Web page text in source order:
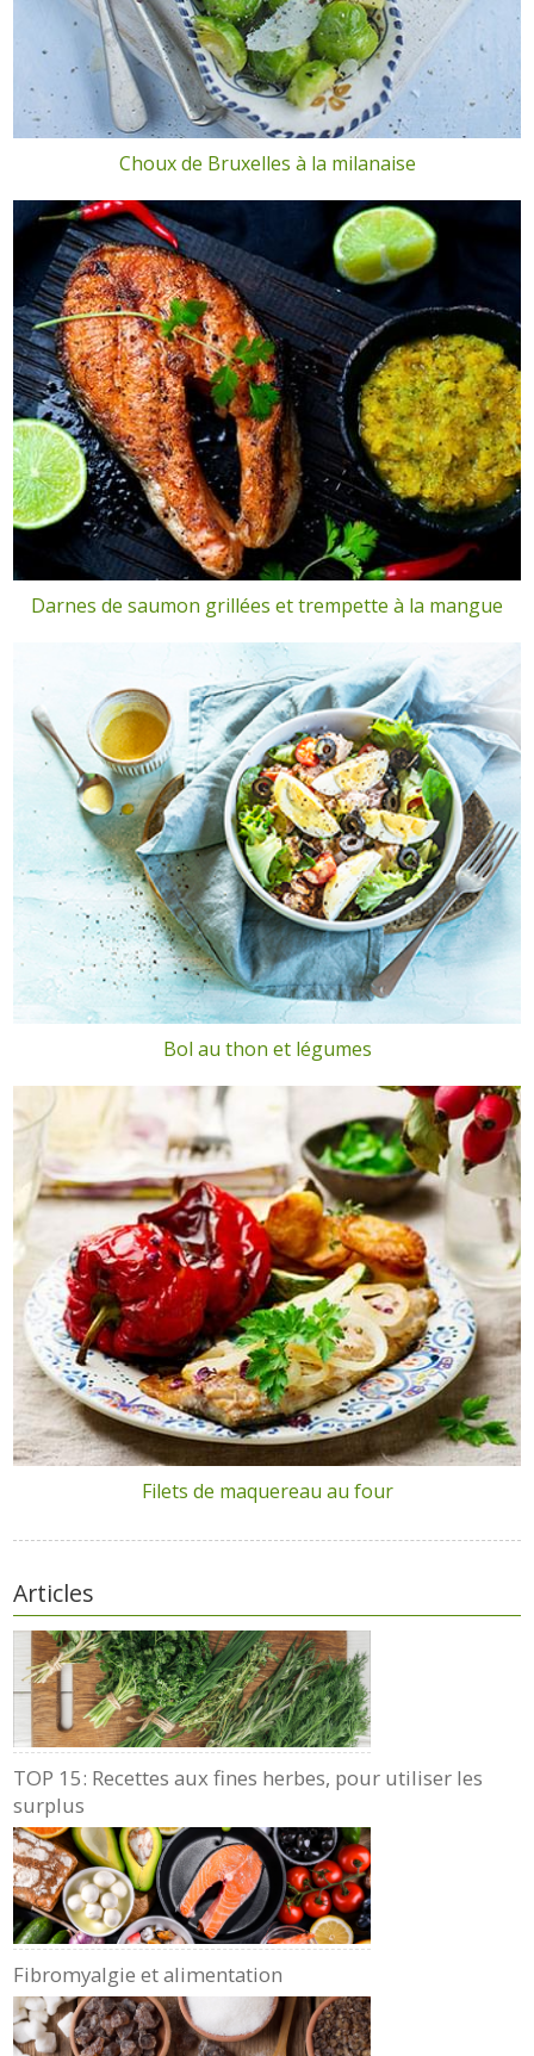
Choux de Bruxelles à la milanaise
Darnes de saumon grillées et trempette à la mangue
Bol au thon et légumes
Filets de maquereau au four
Articles
TOP 15: Recettes aux fines herbes, pour utiliser les
surplus
Fibromyalgie et alimentation